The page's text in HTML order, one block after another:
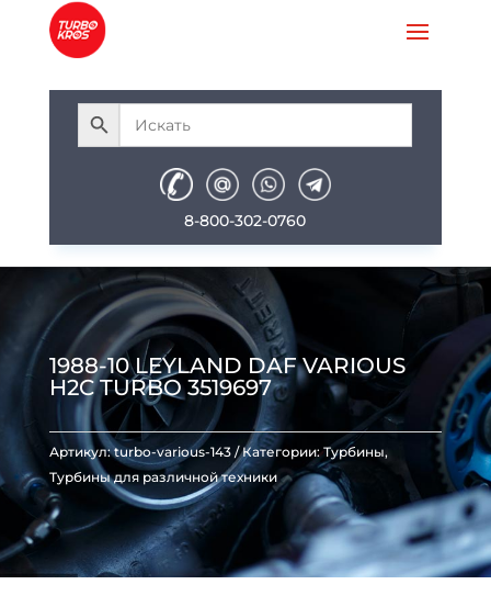
8-800-302-0760
1988-10 LEYLAND DAF VARIOUS
H2C TURBO 3519697
Артикул:turbo-various-143 Категории:Турбины,
Турбины для различной техники